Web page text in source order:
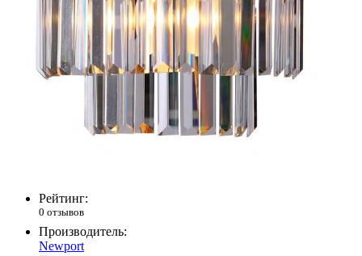
Рейтинг:
0 отзывов
Производитель:
Newport